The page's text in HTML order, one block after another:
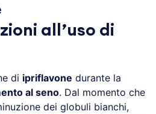
all’uso di
di ipriflavone durante la
al seno. Dal momento che
dei globuli bianchi,